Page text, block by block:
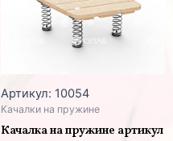
Артикул: 10054
Качалки на пружине
Качалка на пружине артикул